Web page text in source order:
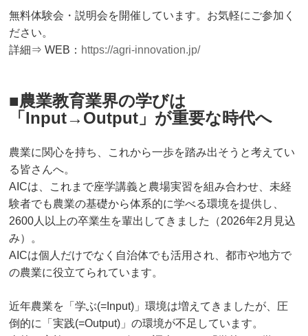
無料体験会・説明会を開催しています。お気軽にご参加く
ださい。
詳細⇒ WEB： https://agri-innovation.jp/
■農業教育業界の学びは
「Input→Output」が重要な時代へ
農業に関心を持ち、これから一歩を踏み出そうと考えてい
る皆さんへ。
AICは、これまで座学講義と農場実習を組み合わせ、未経
験者でも農業の基礎から体系的に学べる環境を提供し、
2600人以上の卒業生を輩出してきました（2026年2月見込
み）。
AICは個人だけでなく自治体でも活用され、都市や地方で
の農業に役立てられています。
近年農業を「学ぶ(=Input)」環境は増えてきましたが、圧
倒的に「実践(=Output)」の環境が不足しています。